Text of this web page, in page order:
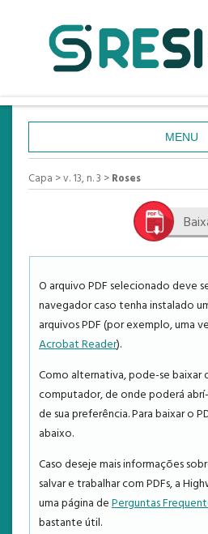
MENU
CAPA
SOBRE
CADASTRO
PESQUISA
ATUAL
ANTERIORES
NOTÍCIAS
ESTATÍSTICAS
TEMPLATE
Capa >v. 13, n. 3 >Roses
O arquivo PDF selecionado deve
navegador caso tenha instalado
arquivos PDF (por exemplo, uma
Acrobat Reader).
Como alternativa, pode-se baixar
computador, de onde poderá
de sua preferência. Para baixar o
abaixo.
Caso deseje mais informações
salvar e trabalhar com PDFs, a
uma página dePerguntas
bastante útil.